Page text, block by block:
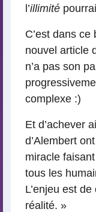
l’illimité
C’est dans
nouvel article
n’a pas son
complexe :)
Et d’achever
d’Alembert
miracle
tous les
L’enjeu est
réalité. »